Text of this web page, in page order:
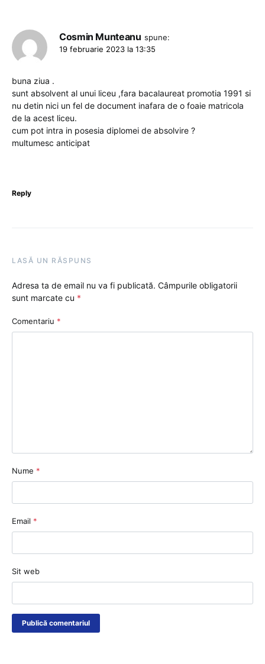
Cosmin Munteanu spune:
19 februarie 2023 la 13:35
buna ziua .
sunt absolvent al unui liceu ,fara bacalaureat promotia 1991 si
nu detin nici un fel de document inafara de o foaie matricola
de la acest liceu.
cum pot intra in posesia diplomei de absolvire ?
multumesc anticipat
Reply
LASĂ UN RĂSPUNS
Adresa ta de email nu va fi publicată. Câmpurile obligatorii
sunt marcate cu *
Comentariu *
Nume *
Email *
Sit web